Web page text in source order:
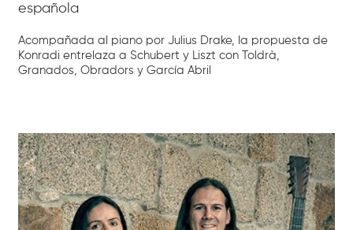
española
Acompañada al piano por Julius Drake, la propuesta de
Konradi entrelaza a Schubert y Liszt con Toldrà,
Granados, Obradors y García Abril